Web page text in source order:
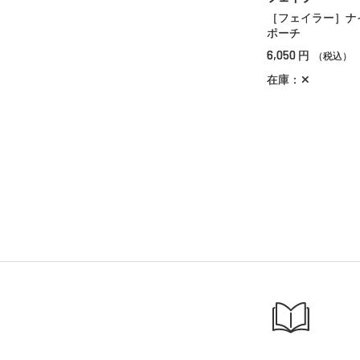
［フェイラー］
ポーチ
6,050 円 （税込）
在庫：✕